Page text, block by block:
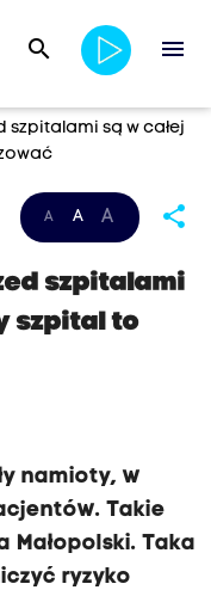
search menu
szpitalami są w całej
A A A share
szpitalami
szpital to
namioty, w
Takie
Małopolski. Taka
ryzyko